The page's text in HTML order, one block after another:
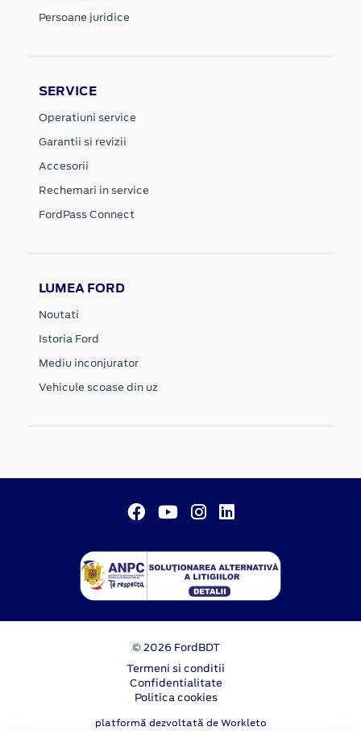
Persoane juridice
SERVICE
Operatiuni service
Garantii si revizii
Accesorii
Rechemari in service
FordPass Connect
LUMEA FORD
Noutati
Istoria Ford
Mediu inconjurator
Vehicule scoase din uz
© 2026 FordBDT
Termeni si conditii
Confidentialitate
Politica cookies
platformă dezvoltată de Workleto